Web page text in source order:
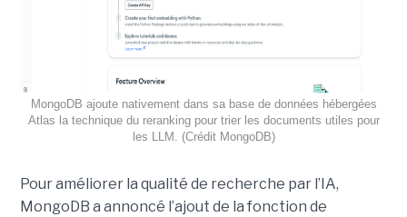
MongoDB ajoute nativement dans sa base de données hébergées
Atlas la technique du reranking pour trier les documents utiles pour
les LLM. (Crédit MongoDB)
Pour améliorer la qualité de recherche par l’IA,
MongoDB a annoncé l’ajout de la fonction de